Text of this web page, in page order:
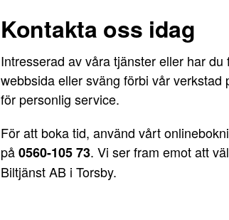
Kontakta oss idag
Intresserad av våra tjänster eller har
webbsida eller sväng förbi vår verkstad
för personlig service.
För att boka tid, använd vårt
på0560-105 73. Vi ser fram emot att
Biltjänst AB i Torsby.